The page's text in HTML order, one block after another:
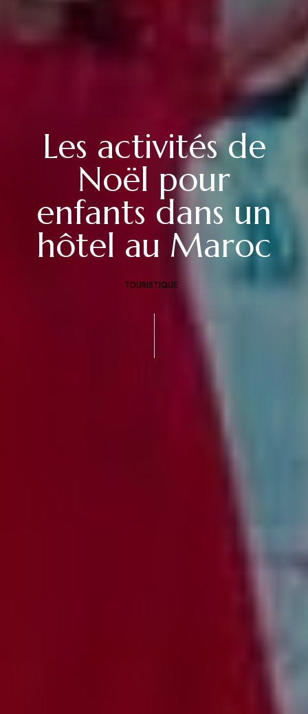
Les activités de
Noël pour
enfants dans un
hôtel au Maroc
TOURISTIQUE